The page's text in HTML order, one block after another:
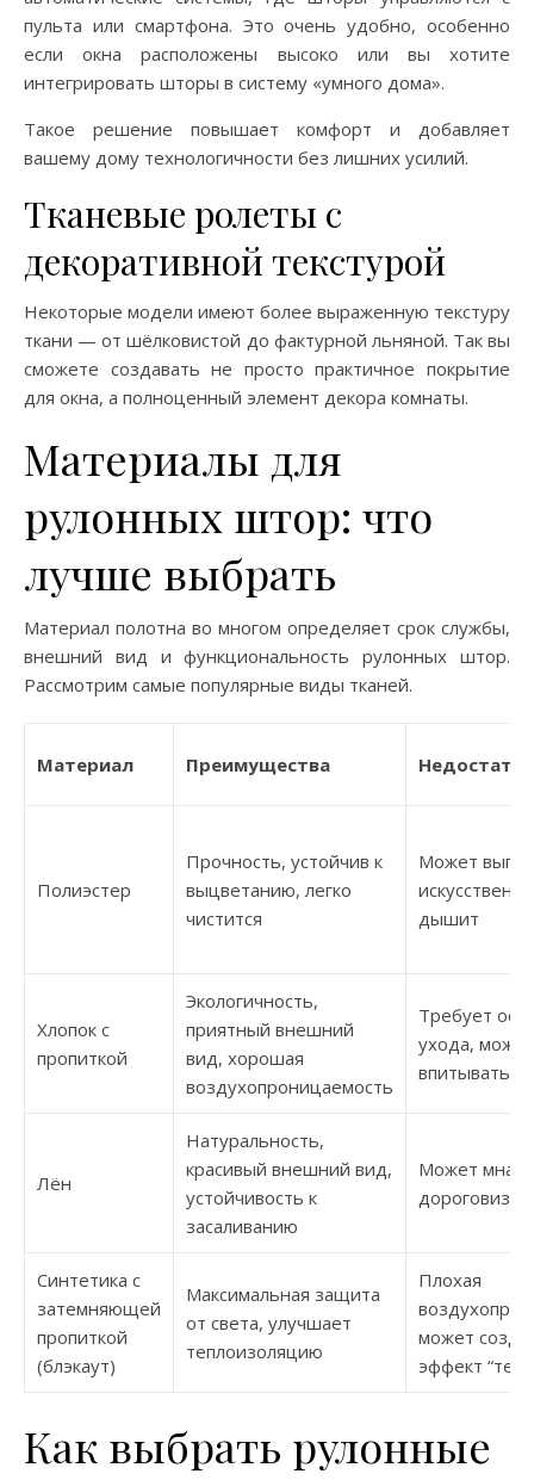
пульта или смартфона. Это очень удобно, особенно
если окна расположены высоко или вы хотите
интегрировать шторы в систему «умного дома».
Такое решение повышает комфорт и добавляет
вашему дому технологичности без лишних усилий.
Тканевые ролеты с
декоративной текстурой
Некоторые модели имеют более выраженную текстуру
ткани — от шёлковистой до фактурной льняной. Так вы
сможете создавать не просто практичное покрытие
для окна, а полноценный элемент декора комнаты.
Материалы для
рулонных штор: что
лучше выбрать
Материал полотна во многом определяет срок службы,
внешний вид и функциональность рулонных штор.
Рассмотрим самые популярные виды тканей.
Материал Преимущества Недостатки
Полиэстер
Прочность, устойчив к
выцветанию, легко
чистится
Может
дышит
Хлопок с
пропиткой
Экологичность,
приятный внешний
вид, хорошая
воздухопроницаемость
Требует
ухода, может
впитывать
Лён
Натуральность,
красивый внешний вид,
устойчивость к
засаливанию
Может
дороговизна
Синтетика с
затемняющей
пропиткой
(блэкаут)
Максимальная защита
от света, улучшает
теплоизоляцию
Плохая
может
эффект
Как выбрать рулонные